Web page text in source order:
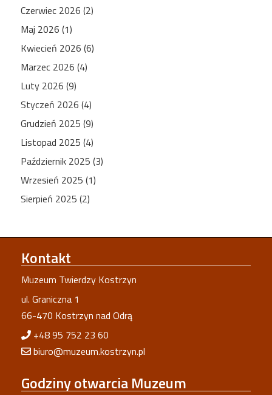
Czerwiec 2026 (2)
Maj 2026 (1)
Kwiecień 2026 (6)
Marzec 2026 (4)
Luty 2026 (9)
Styczeń 2026 (4)
Grudzień 2025 (9)
Listopad 2025 (4)
Październik 2025 (3)
Wrzesień 2025 (1)
Sierpień 2025 (2)
Kontakt
Muzeum Twierdzy Kostrzyn
ul. Graniczna 1
66-470 Kostrzyn nad Odrą
+48 95 752 23 60
biuro@muzeum.kostrzyn.pl
Godzinyotwarcia Muzeum